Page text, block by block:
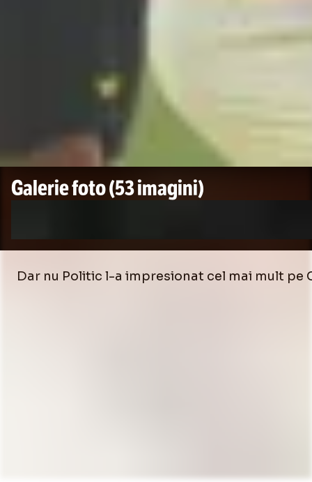
Galerie foto(53 imagini)
Dar nu Politic l-a impresionat cel mai mult pe